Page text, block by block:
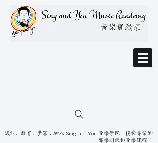
賦能、教育、豐富：加入 Sing and You 音樂學院，接受專業的
聲樂訓練和音樂課程！